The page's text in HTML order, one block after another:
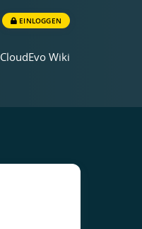
EINLOGGEN
CloudEvo Wiki